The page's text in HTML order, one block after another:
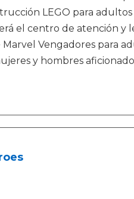
LEGO para
el centro de atención y
Vengadores para
y hombres